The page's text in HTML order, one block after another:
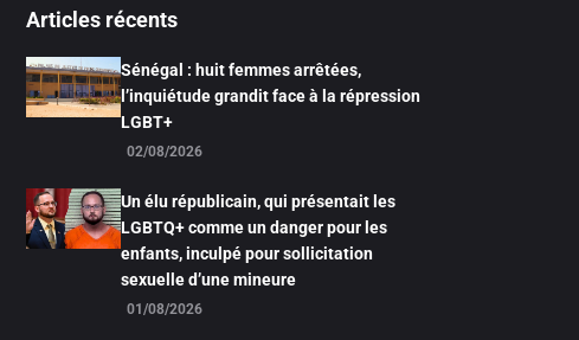
Articles récents
Sénégal : huit femmes arrêtées,
l’inquiétude grandit face à la répression
LGBT+
02/08/2026
Un élu républicain, qui présentait les
LGBTQ+ comme un danger pour les
enfants, inculpé pour sollicitation
sexuelle d’une mineure
01/08/2026